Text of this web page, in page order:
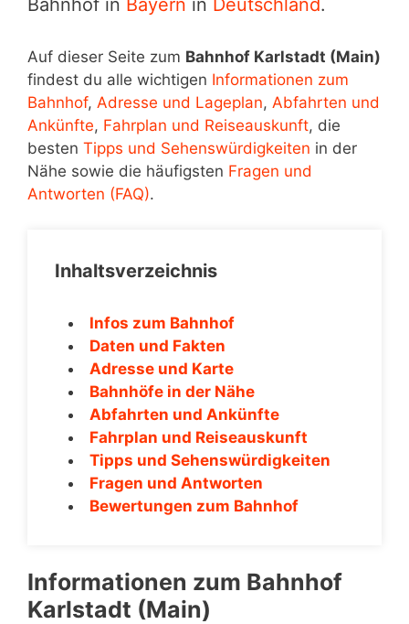
Bahnhof in Bayern in Deutschland.
Auf dieser Seite zum Bahnhof Karlstadt (Main)
findest du alle wichtigen Informationen zum
Bahnhof, Adresse und Lageplan, Abfahrten und
Ankünfte, Fahrplan und Reiseauskunft, die
besten Tipps und Sehenswürdigkeiten in der
Nähe sowie die häufigsten Fragen und
Antworten (FAQ).
Inhaltsverzeichnis
Infos zum Bahnhof
Daten und Fakten
Adresse und Karte
Bahnhöfe in der Nähe
Abfahrten und Ankünfte
Fahrplan und Reiseauskunft
Tipps und Sehenswürdigkeiten
Fragen und Antworten
Bewertungen zum Bahnhof
Informationen zum Bahnhof
Karlstadt (Main)